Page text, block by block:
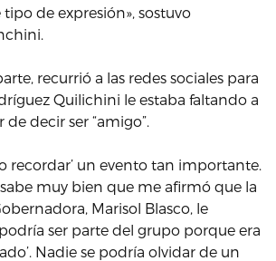
de expresión», sostuvo
recurrió a las redes sociales para
Quilichini le estaba faltando a
de decir ser “amigo”.
recordar’ un evento tan importante.
muy bien que me afirmó que la
Marisol Blasco, le
ser parte del grupo porque era
Nadie se podría olvidar de un